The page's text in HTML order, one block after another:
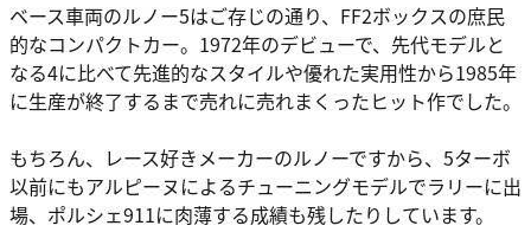
ベース車両のルノー5はご存じの通り、FF2ボックスの庶民
的なコンパクトカー。1972年のデビューで、先代モデルと
なる4に比べて先進的なスタイルや優れた実用性から1985年
に生産が終了するまで売れに売れまくったヒット作でした。
もちろん、レース好きメーカーのルノーですから、5ターボ
以前にもアルピーヌによるチューニングモデルでラリーに出
場、ポルシェ911に肉薄する成績も残したりしています。